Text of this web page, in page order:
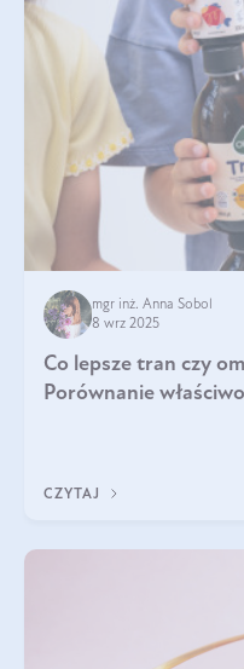
mgr inż. Anna Sobol
8 wrz 2025
Co lepsze tran czy
Porównanie
CZYTAJ